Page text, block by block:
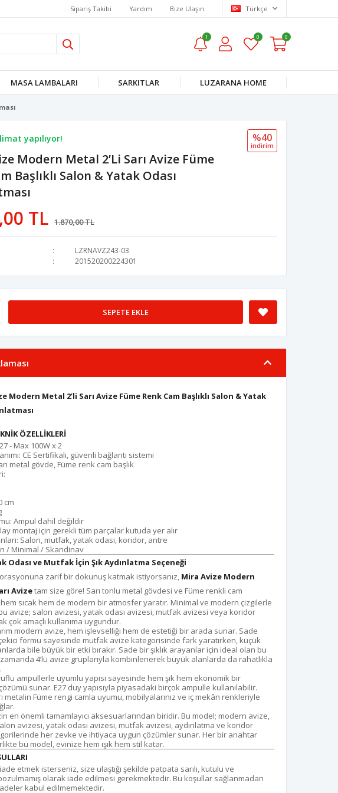
Sipariş Takibi Yardım Bize Ulaşın Türkçe
1 0 0
MASA LAMBALARI SARKITLAR LUZARANA HOME
yapılıyor!
favoriledi!
TL indirim!
Modern Metal 2’li Sarı Avize Füme
Başlıklı Salon & Yatak Odası
TL 1.870,00 TL
%40
i̇ndi̇ri̇m
LZRNAVZ243-03
201520200224301
SEPETE EKLE
Modern Metal 2’li Sarı Avize Füme Renk Cam Başlıklı Salon & Yatak
ÖZELLİKLERİ
- Max 100W x 2
CE Sertifikalı, güvenli bağlantı sistemi
metal gövde, Füme renk cam başlık
cm
Ampul dahil değildir
montaj için gerekli tüm parçalar kutuda yer alır
Salon, mutfak, yatak odası, koridor, antre
/ Minimal / Skandinav
Odası ve Mutfak İçin Şık Aydınlatma Seçeneği
zarif bir dokunuş katmak istiyorsanız, Mira Avize Modern
Avizetam size göre! Sarı tonlu metal gövdesi ve Füme renkli cam
hem sıcak hem de modern bir atmosfer yaratır. Minimal ve modern çizgilerle
avize; salon avizesi, yatak odası avizesi, mutfak avizesi veya koridor
çok amaçlı kullanıma uygundur.
modern avize, hem işlevselliği hem de estetiği bir arada sunar. Sade
formu sayesinde mutfak avize kategorisinde fark yaratırken, küçük
bile büyük bir etki bırakır. Sade bir şıklık arayanlar için ideal olan bu
4’lü avize gruplarıyla kombinlenerek büyük alanlarda da rahatlıkla
ampullerle uyumlu yapısı sayesinde hem şık hem ekonomik bir
sunar. E27 duy yapısıyla piyasadaki birçok ampulle kullanılabilir.
metalin Füme rengi camla uyumu, mobilyalarınız ve iç mekân renkleriyle
en önemli tamamlayıcı aksesuarlarından biridir. Bu model; modern avize,
avizesi, yatak odası avizesi, mutfak avizesi, aydınlatma ve koridor
her zevke ve ihtiyaca uygun çözümler sunar. Her bir anahtar
bu model, evinize hem ışık hem stil katar.
etmek isterseniz, size ulaştığı şekilde patpata sarılı, kutulu ve
olarak iade edilmesi gerekmektedir. Bu koşullar sağlanmadan
kabul edilmemektedir.